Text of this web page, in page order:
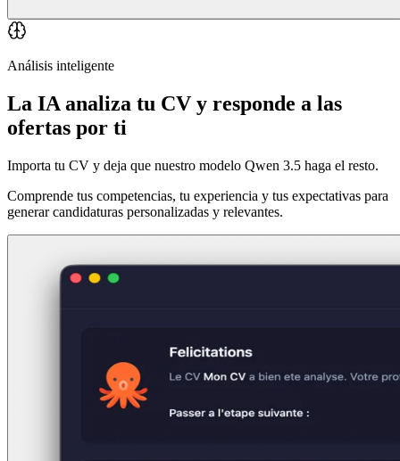
Análisis inteligente
La IA analiza tu CV y responde a las
ofertas por ti
Importa tu CV y deja que nuestro modelo Qwen 3.5 haga el resto.
Comprende tus competencias, tu experiencia y tus expectativas para
generar candidaturas personalizadas y relevantes.